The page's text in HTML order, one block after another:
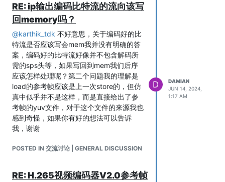
RE: ip输出编码比特流的流向该写
回memory吗？
@karthik_tdk 不好意思，关于编码好的比
特流是否应该写会mem我并没有明确的答
案，编码好的比特流好像并不包含解码所
需的sps头等，如果写回到mem我们后序
应该怎样处理呢？第二个问题我的理解是
load的参考帧应该是上一次store的，但仿
真中似乎并不是这样，而是直接给出了参
考帧的yuv文件，对于这个文件的来源我也
感到奇怪，如果你有好的想法可以告诉
我，谢谢
POSTED IN 交流讨论 | GENERAL DISCUSSION
D
DAMIAN
JUN 14, 2024,
1:17 AM
RE: H.265视频编码器V2.0参考帧